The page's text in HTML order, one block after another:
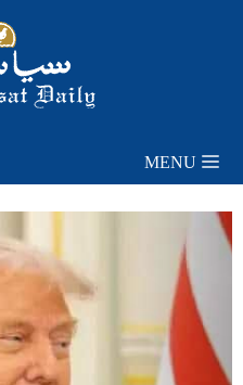
MENU